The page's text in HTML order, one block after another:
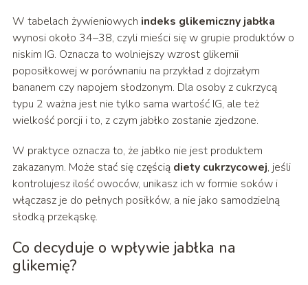
W tabelach żywieniowych indeks glikemiczny jabłka
wynosi około 34–38, czyli mieści się w grupie produktów o
niskim IG. Oznacza to wolniejszy wzrost glikemii
poposiłkowej w porównaniu na przykład z dojrzałym
bananem czy napojem słodzonym. Dla osoby z cukrzycą
typu 2 ważna jest nie tylko sama wartość IG, ale też
wielkość porcji i to, z czym jabłko zostanie zjedzone.
W praktyce oznacza to, że jabłko nie jest produktem
zakazanym. Może stać się częścią diety cukrzycowej, jeśli
kontrolujesz ilość owoców, unikasz ich w formie soków i
włączasz je do pełnych posiłków, a nie jako samodzielną
słodką przekąskę.
Co decyduje o wpływie jabłka na
glikemię?